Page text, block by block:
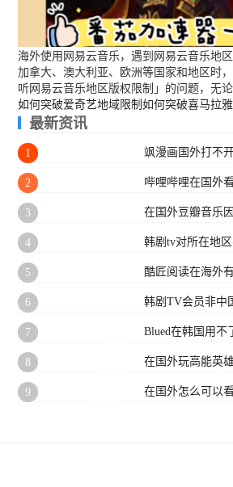
海外使用网易云音乐，遇到网易云音乐地
加拿大、澳大利亚、欧洲等国家和地区时
听网易云音乐地区版权限制」的问题，无
如何突破爱奇艺地域限制 如何突破喜马拉
最新资讯
1 飒漫画国外打不
2 哔哩哔哩在国外
3 在国外豆瓣音乐
4 韩剧tv对所在地
5 酷匠阅读在海外
6 韩剧TV会员非中
7 Blued在韩国用不
8 在国外玩高能英
9 在国外怎么可以